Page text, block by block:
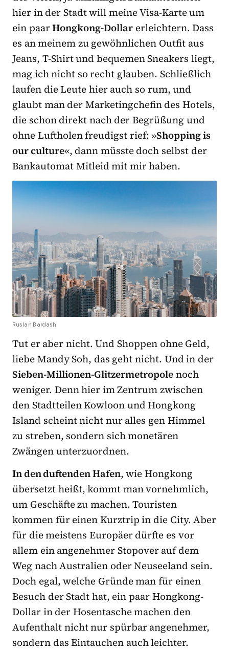
hier in der Stadt will meine Visa-Karte um
ein paarHongkong-Dollar erleichtern. Dass
es an meinem zu gewöhnlichen Outfit aus
Jeans, T-Shirt und bequemen Sneakers liegt,
mag ich nicht so recht glauben. Schließlich
laufen die Leute hier auch so rum, und
glaubt man der Marketingchefin des Hotels,
die schon direkt nach der Begrüßung und
ohne Luftholen freudigst rief: »Shopping is
our culture«, dann müsste doch selbst der
Bankautomat Mitleid mit mir haben.
Ruslan Bardash
Tut er aber nicht. Und Shoppen ohne Geld,
liebe Mandy Soh, das geht nicht. Und in der
Sieben-Millionen-Glitzermetropolenoch
weniger. Denn hier im Zentrum zwischen
den Stadtteilen Kowloon und Hongkong
Island scheint nicht nur alles gen Himmel
zu streben, sondern sich monetären
Zwängen unterzuordnen.
In den duftenden Hafen, wie Hongkong
übersetzt heißt, kommt man vornehmlich,
um Geschäfte zu machen. Touristen
kommen für einen Kurztrip in die City. Aber
für die meistens Europäer dürfte es vor
allem ein angenehmer Stopover auf dem
Weg nach Australien oder Neuseeland sein.
Doch egal, welche Gründe man für einen
Besuch der Stadt hat, ein paar Hongkong-
Dollar in der Hosentasche machen den
Aufenthalt nicht nur spürbar angenehmer,
sondern das Eintauchen auch leichter.